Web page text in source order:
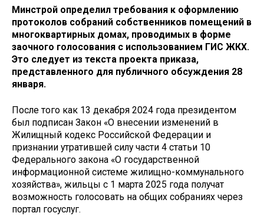
Минстрой определил требования к оформлению
протоколов собраний собственников помещений в
многоквартирных домах, проводимых в форме
заочного голосования с использованием ГИС ЖКХ.
Это следует из текста проекта приказа,
представленного для публичного обсуждения 28
января.
После того как 13 декабря 2024 года президентом
был подписан Закон «О внесении изменений в
Жилищный кодекс Российской Федерации и
признании утратившей силу части 4 статьи 10
Федерального закона «О государственной
информационной системе жилищно-коммунального
хозяйства», жильцы с 1 марта 2025 года получат
возможность голосовать на общих собраниях через
портал госуслуг.